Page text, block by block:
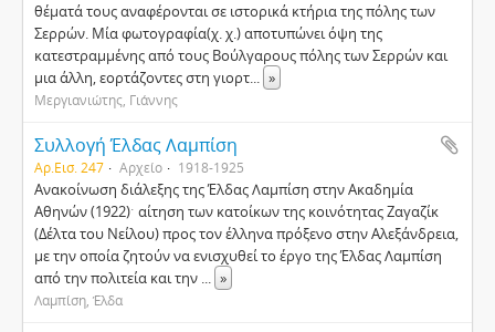
θέματά τους αναφέρονται σε ιστορικά κτήρια της πόλης των
Σερρών. Μία φωτογραφία(χ. χ.) αποτυπώνει όψη της
κατεστραμμένης από τους Βούλγαρους πόλης των Σερρών και
μια άλλη, εορτάζοντες στη γιορτ... »
Μεργιανιώτης, Γιάννης
Συλλογή Έλδας Λαμπίση
Αρ.Εισ. 247 Αρχείο 1918-1925
Ανακοίνωση διάλεξης της Έλδας Λαμπίση στην Ακαδημία
Αθηνών (1922)ˑ αίτηση των κατοίκων της κοινότητας Ζαγαζίκ
(Δέλτα του Νείλου) προς τον έλληνα πρόξενο στην Αλεξάνδρεια,
με την οποία ζητούν να ενισχυθεί το έργο της Έλδας Λαμπίση
από την πολιτεία και την ... »
Λαμπίση, Έλδα